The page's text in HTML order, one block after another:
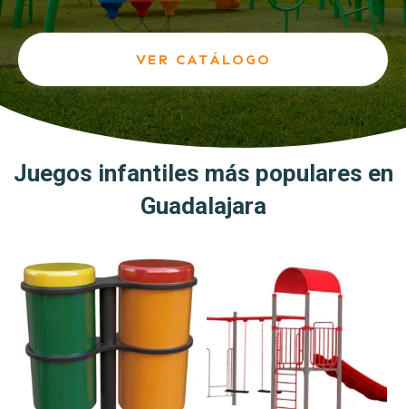
VER CATÁLOGO
Juegos infantiles más populares en
Guadalajara